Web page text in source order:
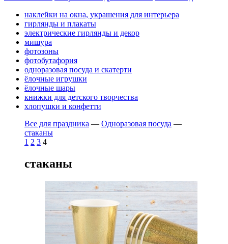
наклейки на окна, украшения для интерьера
гирлянды и плакаты
электрические гирлянды и декор
мишура
фотозоны
фотобутафория
одноразовая посуда и скатерти
ёлочные игрушки
ёлочные шары
книжки для детского творчества
хлопушки и конфетти
Все для праздника — Одноразовая посуда —
стаканы
1 2 3 4
стаканы